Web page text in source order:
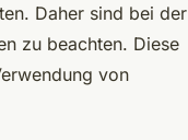
Daher sind bei der
zu beachten. Diese
von